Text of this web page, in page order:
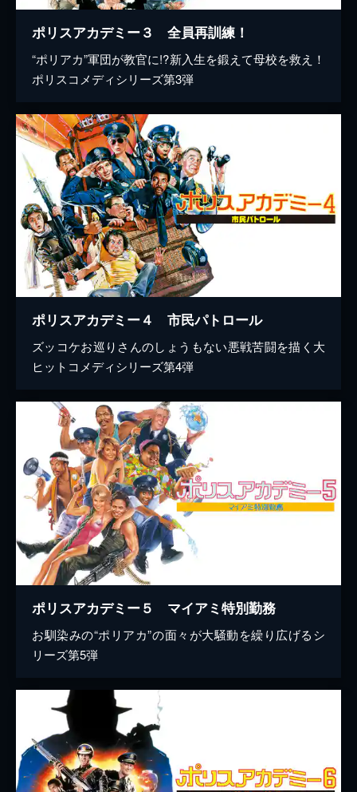
ポリスアカデミー３ 全員再訓練！
“ポリアカ”軍団が教官に!?新入生を鍛えて母校を救え！
ポリスコメディシリーズ第3弾
ポリスアカデミー４ 市民パトロール
ズッコケお巡りさんのしょうもない悪戦苦闘を描く大
ヒットコメディシリーズ第4弾
ポリスアカデミー５ マイアミ特別勤務
お馴染みの“ポリアカ”の面々が大騒動を繰り広げるシ
リーズ第5弾